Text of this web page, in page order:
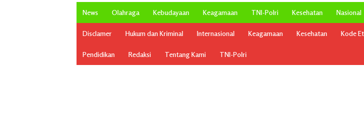
News Olahraga Kebudayaan Keagamaan TNI-Polri Kesehatan Nasional
Disclamer Hukum dan Kriminal Internasional Keagamaan Kesehatan Kode
Pendidikan Redaksi Tentang Kami TNI-Polri